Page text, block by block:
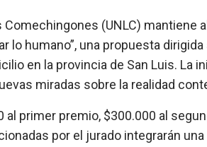
Comechingones (UNLC) mantiene
lo humano”, una propuesta
en la provincia de San Luis. La
miradas sobre la realidad
al primer premio, $300.000 al
por el jurado integrarán